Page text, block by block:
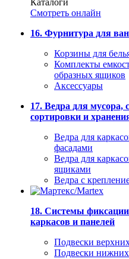
Каталоги
Смотреть онлайн
16. Фурнитура для
Корзины для
Комплекты
образных ящиков
Аксессуары
17. Ведра для мусора,
сортировки и
Ведра для
фасадами
Ведра для
ящиками
Ведра с
18. Системы
каркасов и панелей
Подвески
Подвески нижних